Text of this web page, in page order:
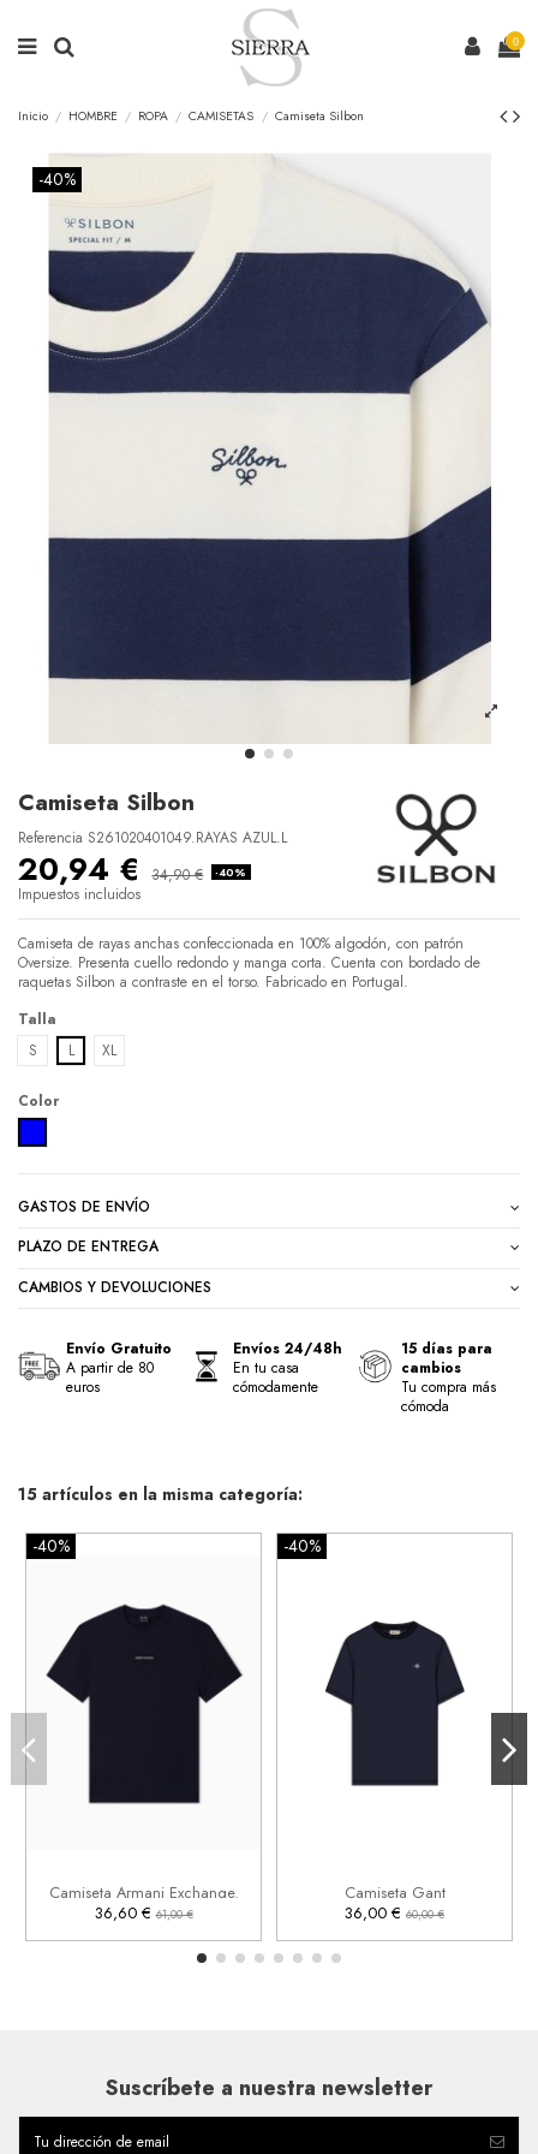
0
Inicio HOMBRE ROPA CAMISETAS Camiseta Silbon
-40%
Camiseta Silbon
Referencia S261020401049.RAYAS AZUL.L
20,94 € 34,90 € -40%
Impuestos incluidos
Camiseta de rayas anchas confeccionada en 100% algodón, con patrón
Oversize. Presenta cuello redondo y manga corta. Cuenta con bordado de
raquetas Silbon a contraste en el torso. Fabricado en Portugal.
Talla
S
L XL
Color
GASTOS DE ENVÍO
PLAZO DE ENTREGA
CAMBIOS Y DEVOLUCIONES
Envío Gratuito
A partir de 80
euros
Envíos 24/48h
En tu casa
cómodamente
15 días para
cambios
Tu compra más
cómoda
15 artículos en la misma categoría:
-40%
Camiseta Armani Exchange.
36,60 €61,00 €
 Añadir al carrito
-40%
Camiseta Gant
36,00 € 60,00 €
Añadir al carrito
Suscríbete a nuestra newsletter